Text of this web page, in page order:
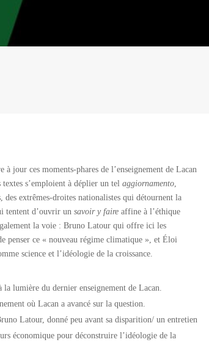
à jour ces moments-phares de l’enseignement de Lacan
s’emploient à déplier un tel aggiornamento,
des extrêmes-droites nationalistes qui détournent la
tentent d’ouvrir un savoir y faire affine à l’éthique
la voie : Bruno Latour qui offre ici les
penser ce « nouveau régime climatique », et Éloi
science et l’idéologie de la croissance.
lumière du dernier enseignement de Lacan.
où Lacan a avancé sur la question.
Latour, donné peu avant sa disparition/ un entretien
économique pour déconstruire l’idéologie de la